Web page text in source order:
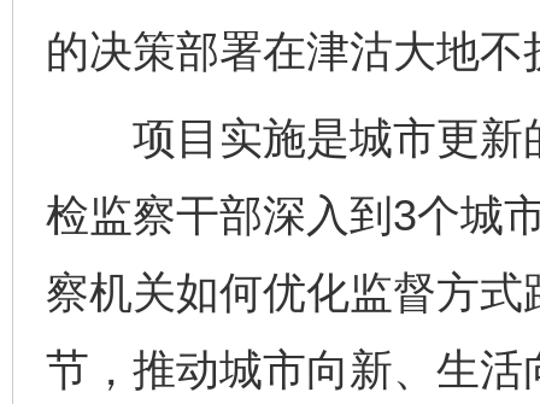
的决策部署在津沽大地
项目实施是城市更新
检监察干部深入到3个城
察机关如何优化监督方
节，推动城市向新、生活